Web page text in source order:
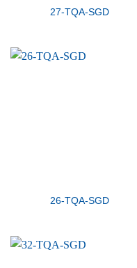
27-TQA-SGD
26-TQA-SGD